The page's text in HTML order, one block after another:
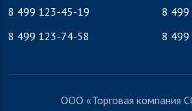
8 499 123-45-19
8 499
8 499 123-74-58
8
ООО «Торговая компания